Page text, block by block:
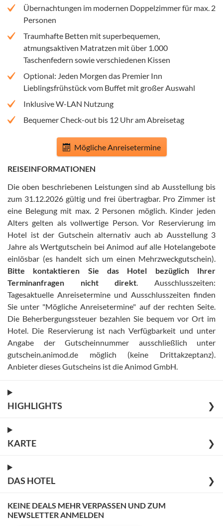
Übernachtungen im modernen Doppelzimmer für max. 2
Personen
Traumhafte Betten mit superbequemen,
atmungsaktiven Matratzen mit über 1.000
Taschenfedern sowie verschiedenen Kissen
Optional: Jeden Morgen das Premier Inn
Lieblingsfrühstück vom Buffet mit großer Auswahl
Inklusive W-LAN Nutzung
Bequemer Check-out bis 12 Uhr am Abreisetag
Mögliche Anreisetermine
REISEINFORMATIONEN
Die oben beschriebenen Leistungen sind ab Ausstellung bis
zum 31.12.2026 gültig und frei übertragbar. Pro Zimmer ist
eine Belegung mit max. 2 Personen möglich. Kinder jeden
Alters gelten als vollwertige Person .Vor Reservierung im
Hotel ist der Gutschein alternativ auch ab Ausstellung 3
Jahre als Wertgutschein bei Animod auf alle Hotelangebote
einlösbar (es handelt sich um einen Mehrzweckgutschein)
Bitte kontaktieren Sie das Hotel bezüglich Ihrer
Terminanfragen nicht direkt
Ausschlusszeiten:
Tagesaktuelle Anreisetermine und Ausschlusszeiten finden
Sie unter "Mögliche Anreisetermine" auf der rechten Seite
Die Beherbergungssteuer bezahlen Sie bequem vor Ort im
Hotel
Die Reservierung ist nach Verfügbarkeit und unter
Angabe der Gutscheinnummer ausschließlich unter
gutschein.animod.de möglich (keine Drittakzeptanz)
Anbieter dieses Gutscheins ist die Animod GmbH
HIGHLIGHTS ❯
KARTE ❯
DAS HOTEL ❯
KEINE DEALS MEHR VERPASSEN UND ZUM
NEWSLETTER ANMELDEN